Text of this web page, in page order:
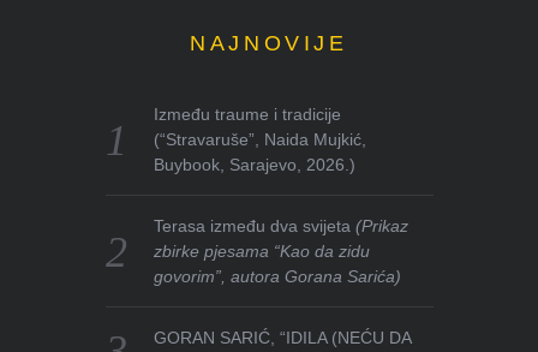
NAJNOVIJE
Između traume i tradicije
(“Stravaruše”, Naida Mujkić,
Buybook, Sarajevo, 2026.)
Terasa između dva svijeta(Prikaz
zbirke pjesama “Kao da zidu
govorim”, autora Gorana Sarića)
GORAN SARIĆ, “IDILA (NEĆU DA